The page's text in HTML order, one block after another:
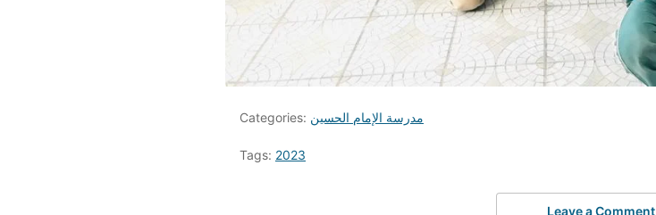
Categories: مدرسة الإمام الحسين
Tags: 2023
Leave a Comment